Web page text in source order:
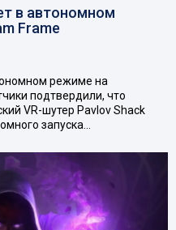
в автономном
Frame
режиме на
подтвердили, что
VR-шутер Pavlov Shack
запуска…